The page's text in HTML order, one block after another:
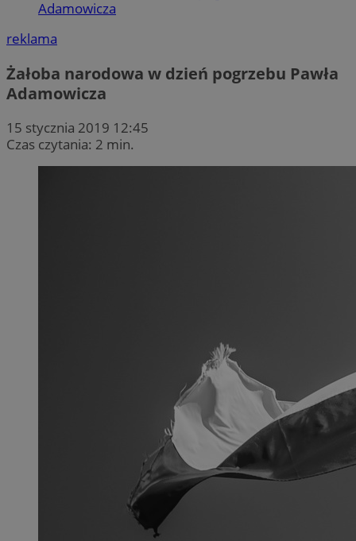
Adamowicza
reklama
Żałoba narodowa w dzień pogrzebu Pawła
Adamowicza
15 stycznia 2019 12:45
Czas czytania: 2 min.